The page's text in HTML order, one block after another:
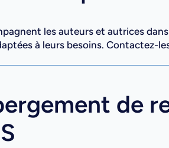
les auteurs et autrices
à leurs besoins. Contactez-
de